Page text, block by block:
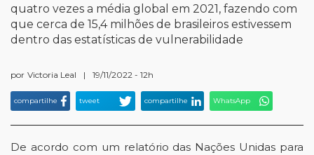
quatro vezes a média global em 2021, fazendo com
que cerca de 15,4 milhões de brasileiros estivessem
dentro das estatísticas de vulnerabilidade
por Victoria Leal | 19/11/2022 - 12h
compartilhe tweet compartilhe WhatsApp
De acordo com um relatório das Nações Unidas para